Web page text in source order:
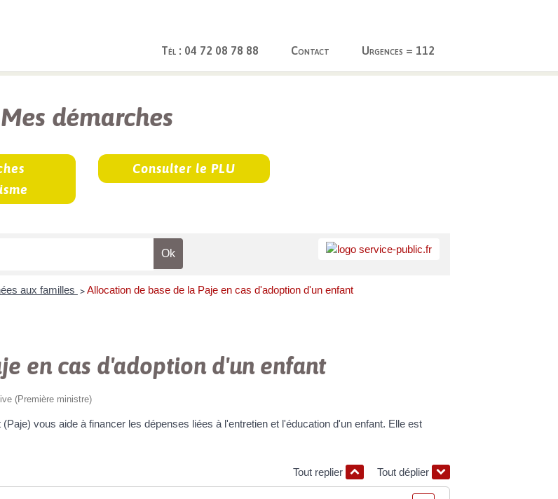
Tél : 04 72 08 78 88 Contact Urgences = 112
Mes démarches
Consulter le PLU
aux familles > Allocation de base de la Paje en cas d'adoption d'un enfant
en cas d'adoption d'un enfant
(Première ministre)
vous aide à financer les dépenses liées à l'entretien et l'éducation d'un enfant. Elle est
Tout replier Tout déplier